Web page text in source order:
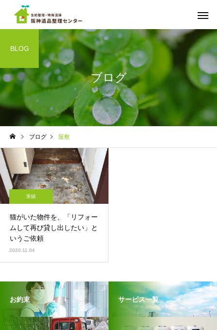
ご依頼までの流れ 料金
遺品の仕分け・買取・
供養
ちょっと広めのワンルーム
の遺品整理 西宮市
遺品整理 マンション
ブログ
BLOG
ブログ 屋敷
実績
猫がいた物件を、「リフォー
ムして再び貸し出したい」と
いうご依頼
2020.11.04
お約束 サービス一覧